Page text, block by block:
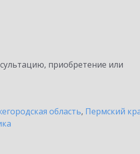
приобретение или
область, Пермский